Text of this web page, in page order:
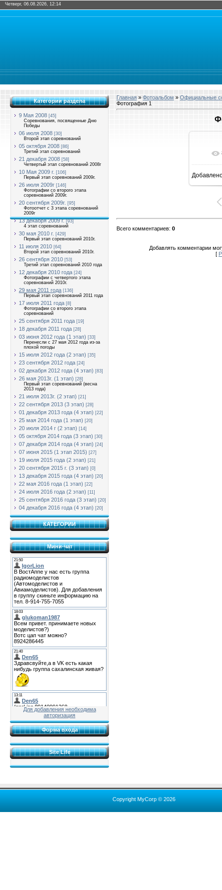
Четверг, 06.08.2026, 12:14
Категории раздела
9 Мая 2008 [45]
Соревнования, посвященные Дню
Победы
06 июля 2008 [30]
Второй этап соревнований
05 октября 2008 [86]
Третий этап соревнований
21 декабря 2008 [58]
Четвертый этап соревнований 2008г
10 Мая 2009 г. [106]
Первый этап соревнований 2009г.
26 июля 2009г [146]
Фотографии со второго этапа
соревнований 2009г.
20 сентября 2009г. [95]
Фотоотчет с 3 этапа соревнований
2009г
13 декабря 2009 г. [93]
4 этап соревнований
30 мая 2010 г. [429]
Первый этап соревнований 2010г.
11 июля 2010 [64]
Второй этап соревнований 2010г.
26 сентября 2010 [53]
Третий этап соревнований 2010 года
12 декабря 2010 года [24]
Фотографии с четвертого этапа
соревнований 2010г.
29 мая 2011 года [136]
Первый этап соревнований 2011 года
17 июля 2011 года [8]
Фотографии со второго этапа
соревнований
25 сентября 2011 года [19]
18 декабря 2011 года [28]
03 июня 2012 года (1 этап) [33]
Перенесли с 27 мая 2012 года из-за
плохой погоды
15 июля 2012 года (2 этап) [35]
23 сентября 2012 года [24]
02 декабря 2012 года (4 этап) [83]
26 мая 2013г. (1 этап) [28]
Первый этап соревнований (весна
2013 года)
21 июля 2013г. (2 этап) [21]
22 сентября 2013 (3 этап) [28]
01 декабря 2013 года (4 этап) [22]
25 мая 2014 года (1 этап) [20]
20 июля 2014 г (2 этап) [14]
05 октября 2014 года (3 этап) [30]
07 декабря 2014 года (4 этап) [24]
07 июня 2015 (1 этап 2015) [27]
19 июля 2015 года (2 этап) [21]
20 сентября 2015 г. (3 этап) [0]
13 декабря 2015 года (4 этап) [20]
22 мая 2016 года (1 этап) [22]
24 июля 2016 года (2 этап) [11]
25 сентября 2016 года (3 этап) [20]
04 декабря 2016 года (4 этап) [20]
КАТЕГОРИИ
Мини-чат
Для добавления необходима
авторизация
Форма входа
Site Life
Главная » Фотоальбом » Официальные
Фотография 1
Всего комментариев: 0
Добавлять комментарии
[
Copyright MyCorp © 2026